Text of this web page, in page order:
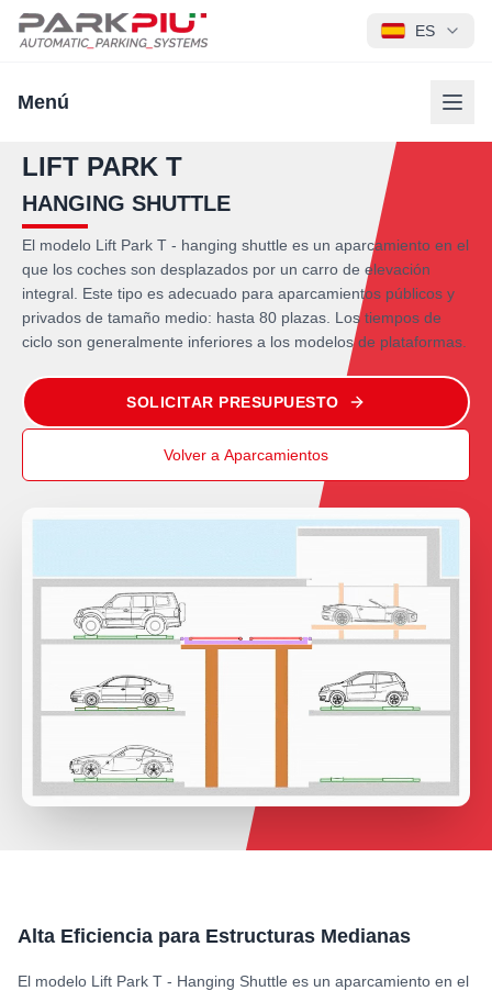
ES
Menú
LIFT PARK T
HANGING SHUTTLE
El modelo Lift Park T - hanging shuttle es un aparcamiento en el
que los coches son desplazados por un carro de elevación
integral. Este tipo es adecuado para aparcamientos públicos y
privados de tamaño medio: hasta 80 plazas. Los tiempos de
ciclo son generalmente inferiores a los modelos de plataformas.
SOLICITAR PRESUPUESTO
Volver a Aparcamientos
Alta Eficiencia para Estructuras Medianas
El modelo Lift Park T - Hanging Shuttle es un aparcamiento en el